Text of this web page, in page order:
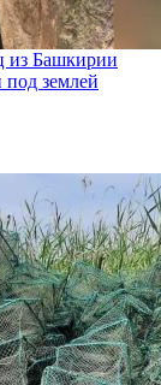
из Башкирии
землей